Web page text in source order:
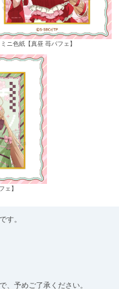
ニ色紙【真昼 苺パフェ】
ェ】
す。
予めご了承ください。